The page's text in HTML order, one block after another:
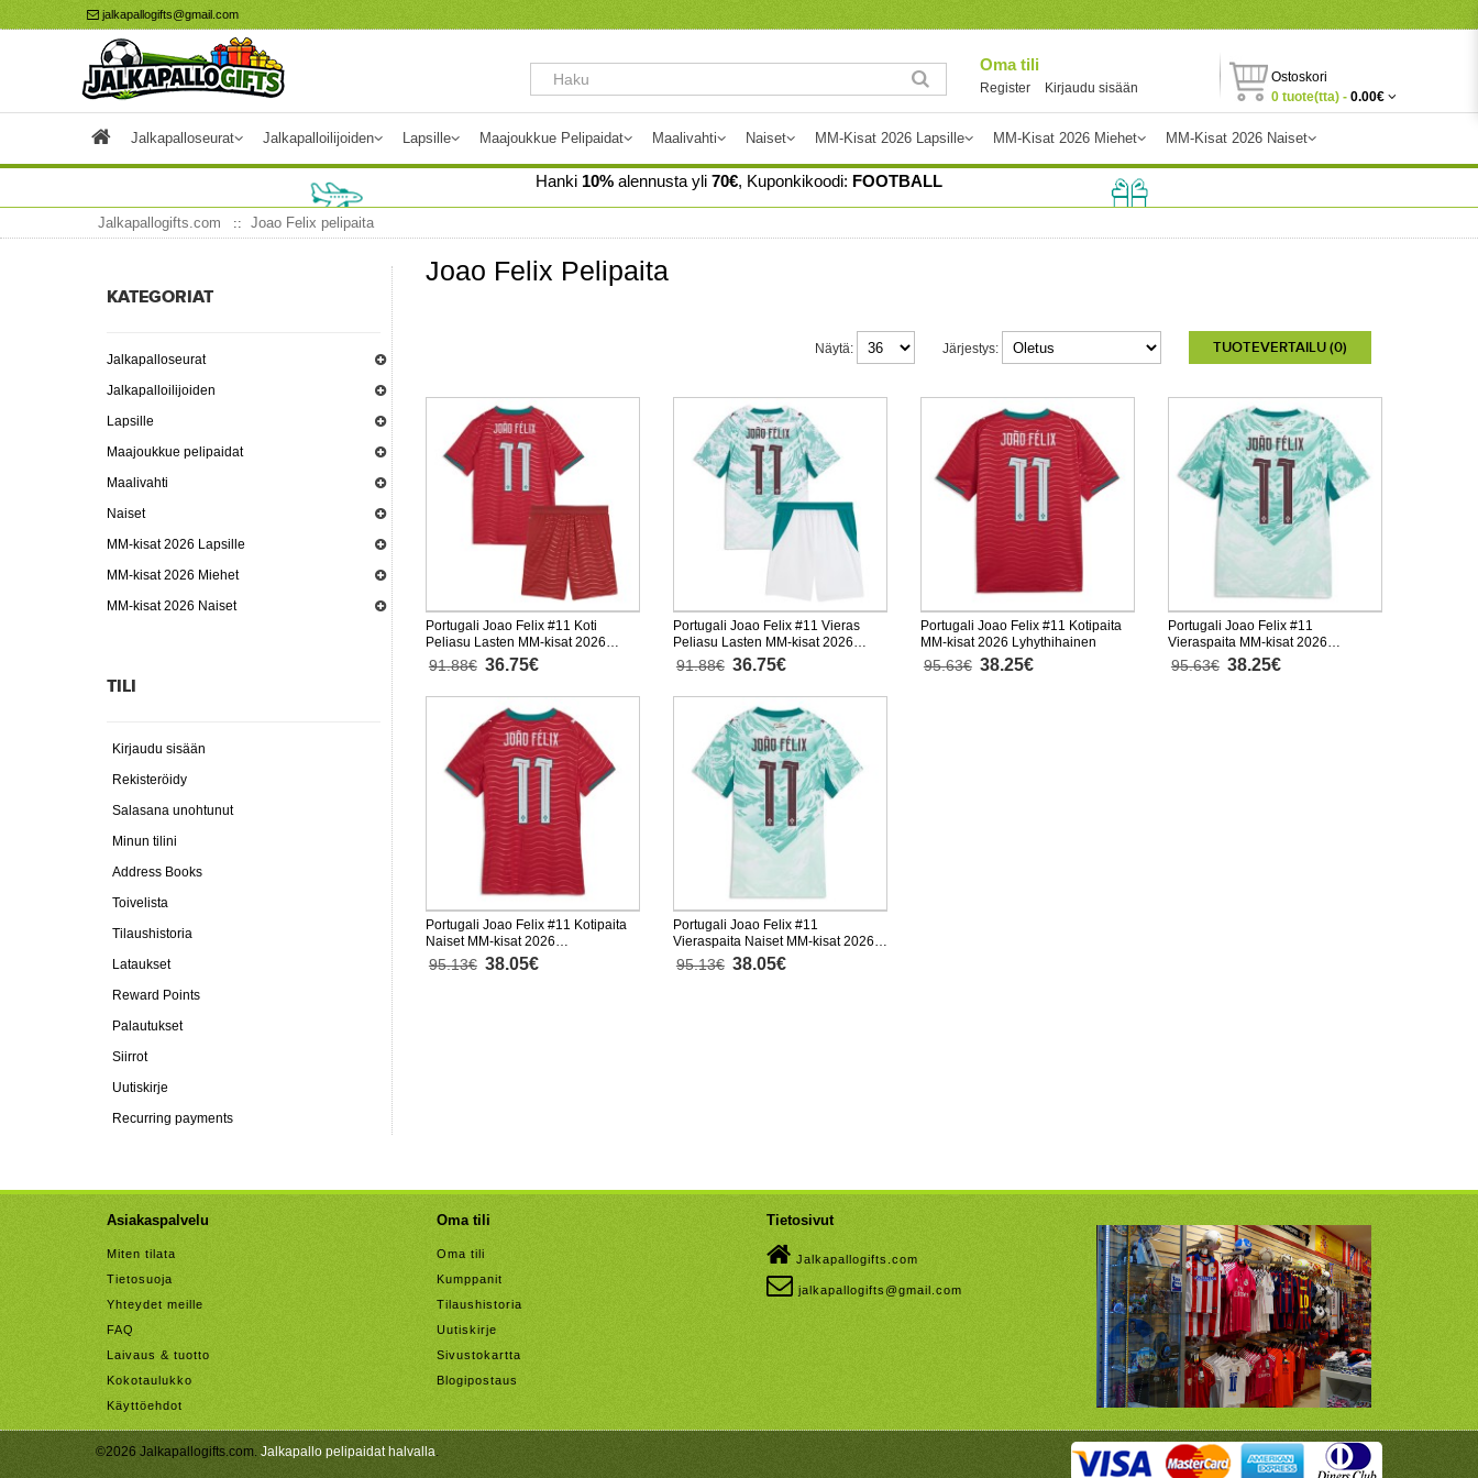
jalkapallogifts@gmail.com
Oma tili
Register Kirjaudu sisään
Ostoskori
0 tuote(tta) - 0.00€
Jalkapalloseurat Jalkapalloilijoiden Lapsille Maajoukkue Pelipaidat Maalivahti Naiset MM-Kisat 2026 Lapsille MM-Kisat 2026 Miehet MM-Kisat 2026 Naiset
Hanki 10% alennusta yli 70€, Kuponkikoodi: FOOTBALL
Jalkapallogifts.com Joao Felix pelipaita
KATEGORIAT
Jalkapalloseurat
Jalkapalloilijoiden
Lapsille
Maajoukkue pelipaidat
Maalivahti
Naiset
MM-kisat 2026 Lapsille
MM-kisat 2026 Miehet
MM-kisat 2026 Naiset
TILI
Kirjaudu sisään
Rekisteröidy
Salasana unohtunut
Minun tilini
Address Books
Toivelista
Tilaushistoria
Lataukset
Reward Points
Palautukset
Siirrot
Uutiskirje
Recurring payments
Joao Felix Pelipaita
TUOTEVERTAILU (0)
Järjestys:
Näytä:
Portugali Joao Felix #11 Koti
Peliasu Lasten MM-kisat 2026
Lyhythihainen (+ Lyhyet housut)
91.88€ 36.75€
Portugali Joao Felix #11 Vieras
Peliasu Lasten MM-kisat 2026
Lyhythihainen (+ Lyhyet housut)
91.88€ 36.75€
Portugali Joao Felix #11 Kotipaita
MM-kisat 2026 Lyhythihainen
95.63€ 38.25€
Portugali Joao Felix #11
Vieraspaita MM-kisat 2026
Lyhythihainen
95.63€ 38.25€
Portugali Joao Felix #11 Kotipaita
Naiset MM-kisat 2026
Lyhythihainen
95.13€ 38.05€
Portugali Joao Felix #11
Vieraspaita Naiset MM-kisat 2026
Lyhythihainen
95.13€ 38.05€
Asiakaspalvelu
Miten tilata
Tietosuoja
Yhteydet meille
FAQ
Laivaus & tuotto
Kokotaulukko
Käyttöehdot
Oma tili
Oma tili
Kumppanit
Tilaushistoria
Uutiskirje
Sivustokartta
Blogipostaus
Tietosivut
Jalkapallogifts.com
jalkapallogifts@gmail.com
©2026 Jalkapallogifts.com. Jalkapallo pelipaidat halvalla.